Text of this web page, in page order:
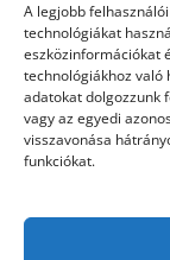
A legjobb
technológiákat
eszközinformációkat
technológiákhoz való
adatokat dolgozzunk
vagy az egyedi
visszavonása
funkciókat.
©2026